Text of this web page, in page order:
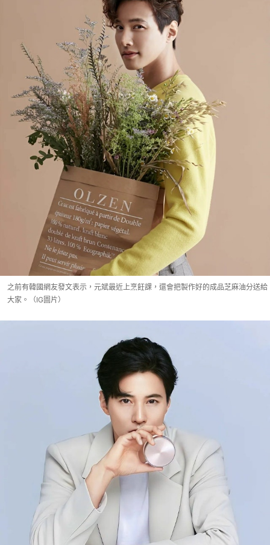
之前有韓國網友發文表示，元斌最近上烹飪課，還會把製作好的成品芝麻油分送給
大家。（IG圖片）